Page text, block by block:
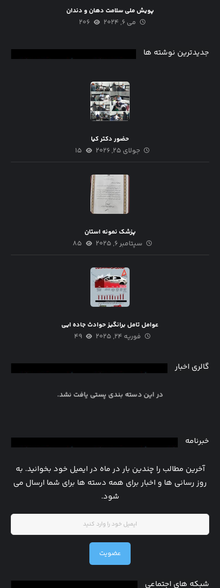
پویش ملی سلامت دهان و دندان
می ۶, ۲۰۲۴ ۲۰۶
جدیدترین نوشته ها
حضور دکتر کیا
جولای ۲۵, ۲۰۲۶ ۱۵
پزشک نمونه استان
سپتامبر ۶, ۲۰۲۵ ۸۵
عوامل تامل برانگیز حوادث جاده ایی
فوریه ۲۴, ۲۰۲۵ ۴۹
گالری اخبار
در این دسته بندی پستی یافت نشد.
خبرنامه
آخرین مطالب را چندین بار در ماه در ایمیل خود بخوانید. به
روز رسانی ها و اخبار برای همه دسته ها برای شما ارسال می
شود.
عضویت
شبکه های اجتماعی